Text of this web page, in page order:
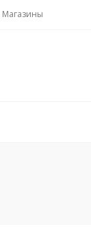
Магазины